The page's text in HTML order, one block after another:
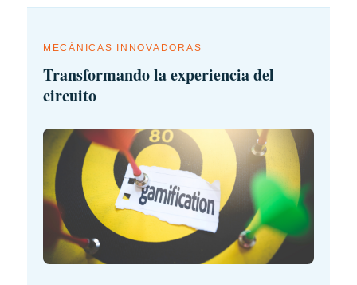
MECÁNICAS INNOVADORAS
Transformando la experiencia del
circuito